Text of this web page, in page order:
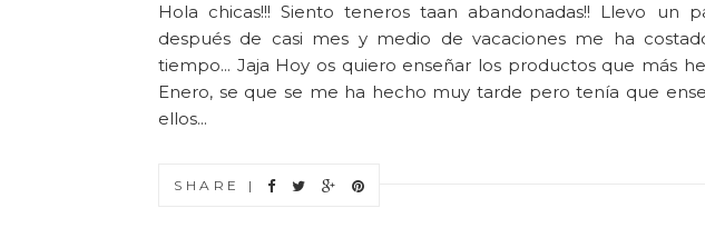
Hola chicas!!! Siento teneros taan abandonadas!! Llevo un
después de casi mes y medio de vacaciones me ha
tiempo... Jaja Hoy os quiero enseñar los productos que más
Enero, se que se me ha hecho muy tarde pero tenía que
ellos...
SHARE |